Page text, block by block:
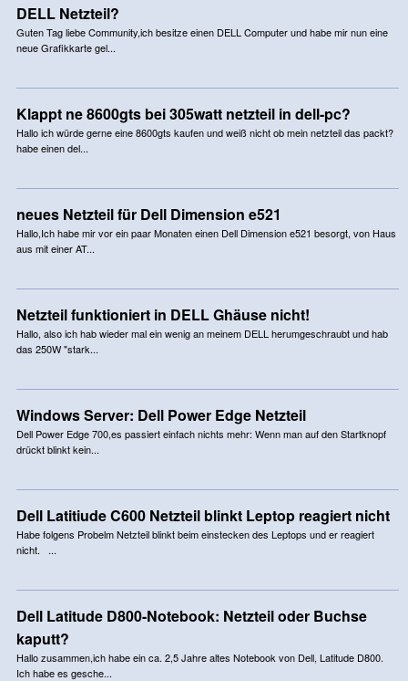
DELL Netzteil?
Guten Tag liebe Community,ich besitze einen DELL Computer und habe mir nun eine
neue Grafikkarte gel...
Klappt ne 8600gts bei 305watt netzteil in dell-pc?
Hallo ich würde gerne eine 8600gts kaufen und weiß nicht ob mein netzteil das packt?
habe einen del...
neues Netzteil für Dell Dimension e521
Hallo,Ich habe mir vor ein paar Monaten einen Dell Dimension e521 besorgt, von Haus
aus mit einer AT...
Netzteil funktioniert in DELL Ghäuse nicht!
Hallo, also ich hab wieder mal ein wenig an meinem DELL herumgeschraubt und hab
das 250W "stark...
Windows Server: Dell Power Edge Netzteil
Dell Power Edge 700,es passiert einfach nichts mehr: Wenn man auf den Startknopf
drückt blinkt kein...
Dell Latitiude C600 Netzteil blinkt Leptop reagiert nicht
Habe folgens Probelm Netzteil blinkt beim einstecken des Leptops und er reagiert
nicht. ...
Dell Latitude D800-Notebook: Netzteil oder Buchse
kaputt?
Hallo zusammen,ich habe ein ca. 2,5 Jahre altes Notebook von Dell, Latitude D800.
Ich habe es gesche...